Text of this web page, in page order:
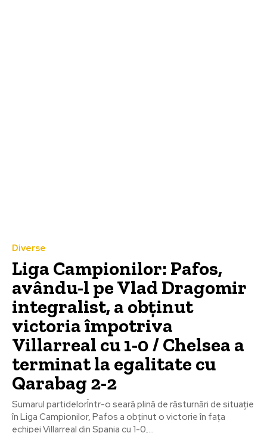
Diverse
Liga Campionilor: Pafos,
avându-l pe Vlad Dragomir
integralist, a obținut
victoria împotriva
Villarreal cu 1-0 / Chelsea a
terminat la egalitate cu
Qarabag 2-2
Sumarul partidelorÎntr-o seară plină de răsturnări de situație
în Liga Campionilor, Pafos a obținut o victorie în fața
echipei Villarreal din Spania cu 1-0,...